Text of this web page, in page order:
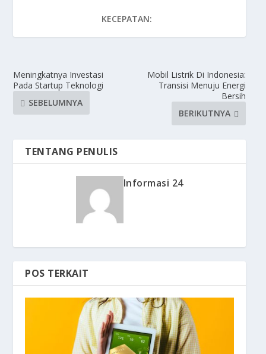
KECEPATAN:
Meningkatnya Investasi
Pada Startup Teknologi
SEBELUMNYA
Mobil Listrik Di Indonesia:
Transisi Menuju Energi
Bersih
BERIKUTNYA
TENTANG PENULIS
Informasi 24
POS TERKAIT